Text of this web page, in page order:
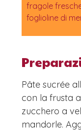
fragole
foglioline di
Pâte sucrée
con la frusta
zucchero a
mandorle.